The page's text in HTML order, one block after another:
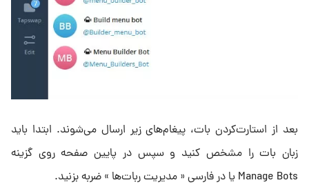
بعد از استارت‌کردن بات، پیغام‌های زیر ارسال می‌شوند. ابتدا باید
زبان بات را مشخص کنید و سپس در پایین صفحه روی گزینه
Manage Bots یا در فارسی « مدیریت ربات‌ها » ضربه بزنید.